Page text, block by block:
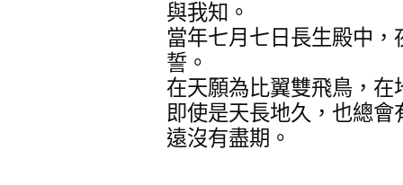
與我知。
當年七月七日長生殿中
誓。
在天願為比翼雙飛鳥，在
即使是天長地久，也總
遠沒有盡期。